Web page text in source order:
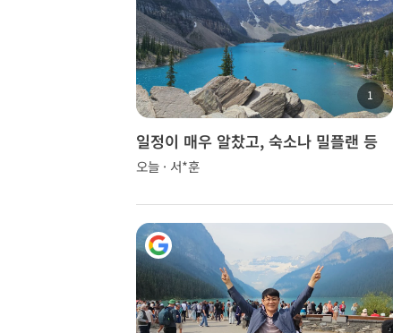
1
일정이 매우 알찼고, 숙소나 밀플랜 등
모든게 잘 구성
오늘 · 서*훈